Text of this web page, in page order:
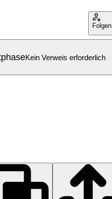
Folgen
Kein Verweis erforderlich